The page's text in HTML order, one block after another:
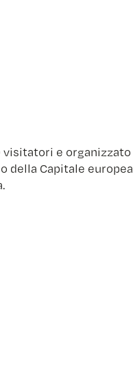
visitatori e
Capitale